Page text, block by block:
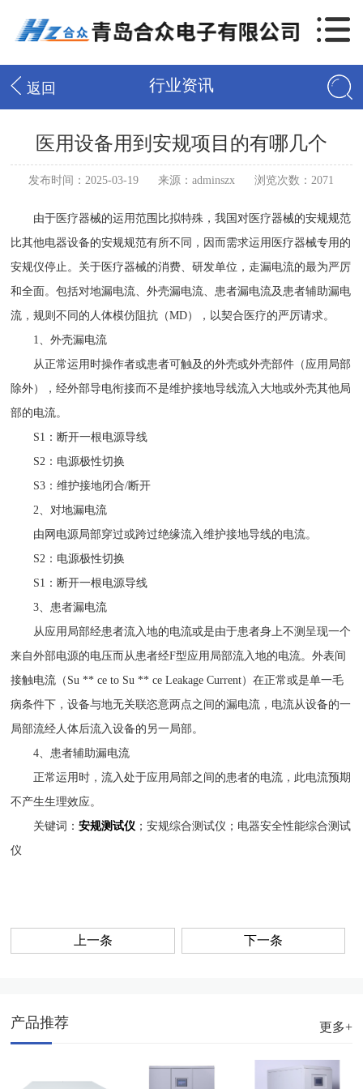
返回 行业资讯
医用设备用到安规项目的有哪几个
发布时间：2025-03-19 来源：adminszx 浏览次数：2071
由于医疗器械的运用范围比拟特殊，我国对医疗器械的安规规范
比其他电器设备的安规规范有所不同，因而需求运用医疗器械专用的
安规仪停止。关于医疗器械的消费、研发单位，走漏电流的最为严厉
和全面。包括对地漏电流、外壳漏电流、患者漏电流及患者辅助漏电
流，规则不同的人体模仿阻抗（MD），以契合医疗的严厉请求。
1、外壳漏电流
从正常运用时操作者或患者可触及的外壳或外壳部件（应用局部
除外），经外部导电衔接而不是维护接地导线流入大地或外壳其他局
部的电流。
S1：断开一根电源导线
S2：电源极性切换
S3：维护接地闭合/断开
2、对地漏电流
由网电源局部穿过或跨过绝缘流入维护接地导线的电流。
S2：电源极性切换
S1：断开一根电源导线
3、患者漏电流
从应用局部经患者流入地的电流或是由于患者身上不测呈现一个
来自外部电源的电压而从患者经F型应用局部流入地的电流。外表间
接触电流（Su ** ce to Su ** ce Leakage Current）在正常或是单一毛
病条件下，设备与地无关联恣意两点之间的漏电流，电流从设备的一
局部流经人体后流入设备的另一局部。
4、患者辅助漏电流
正常运用时，流入处于应用局部之间的患者的电流，此电流预期
不产生生理效应。
关键词：安规测试仪 ；安规综合测试仪；电器安全性能综合测试
仪
上一条 下一条
产品推荐 更多+